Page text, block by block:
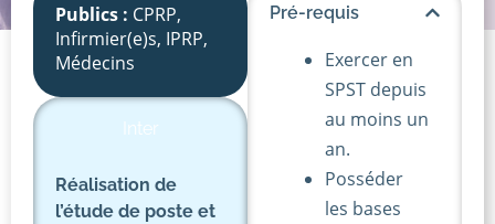
Publics : CPRP,
Infirmier(e)s, IPRP,
Médecins
Inter
Réalisation de
l’étude de poste et
Pré-requis
Exercer en
SPST depuis
au moins un
an.
Posséder
les bases